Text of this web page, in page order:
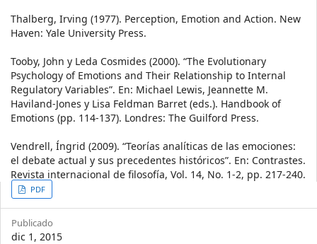
Thalberg, Irving (1977). Perception, Emotion and Action. New
Haven: Yale University Press.
Tooby, John y Leda Cosmides (2000). “The Evolutionary
Psychology of Emotions and Their Relationship to Internal
Regulatory Variables”. En: Michael Lewis, Jeannette M.
Haviland-Jones y Lisa Feldman Barret (eds.). Handbook of
Emotions (pp. 114-137). Londres: The Guilford Press.
Vendrell, Íngrid (2009). “Teorías analíticas de las emociones:
el debate actual y sus precedentes históricos”. En: Contrastes.
Revista internacional de filosofía, Vol. 14, No. 1-2, pp. 217-240.
Article
Sidebar
PDF
Publicado
dic 1, 2015